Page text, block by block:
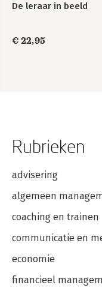
De leraar in beeld
€ 22,95
Rubrieken
advisering
algemeen
coaching en trainen
communicatie en
economie
financieel